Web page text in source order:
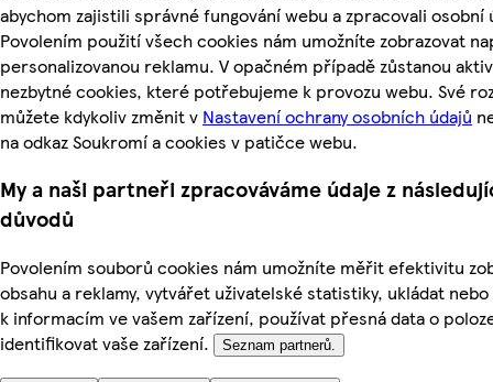
abychom zajistili správné fungování webu a zpracovali osobní
Povolením použití všech cookies nám umožníte zobrazovat
personalizovanou reklamu. V opačném případě zůstanou
nezbytné cookies, které potřebujeme k provozu webu. Své
můžete kdykoliv změnit v Nastavení ochrany osobních údajů
na odkaz Soukromí a cookies v patičce webu.
My a naši partneři zpracováváme údaje z
důvodů
Povolením souborů cookies nám umožníte měřit efektivitu
obsahu a reklamy, vytvářet uživatelské statistiky, ukládat
k informacím ve vašem zařízení, používat přesná data o
identifikovat vaše zařízení.
Seznam partnerů.